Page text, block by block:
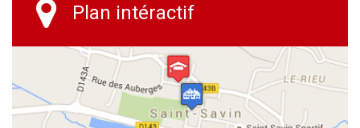
Plan intéractif